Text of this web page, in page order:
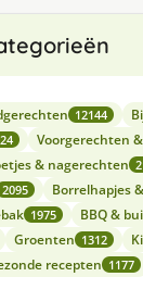
12144
Voorgerechten
& nagerechten
2095 Borrelhapjes
1975 BBQ &
Groenten 1312
recepten 1177